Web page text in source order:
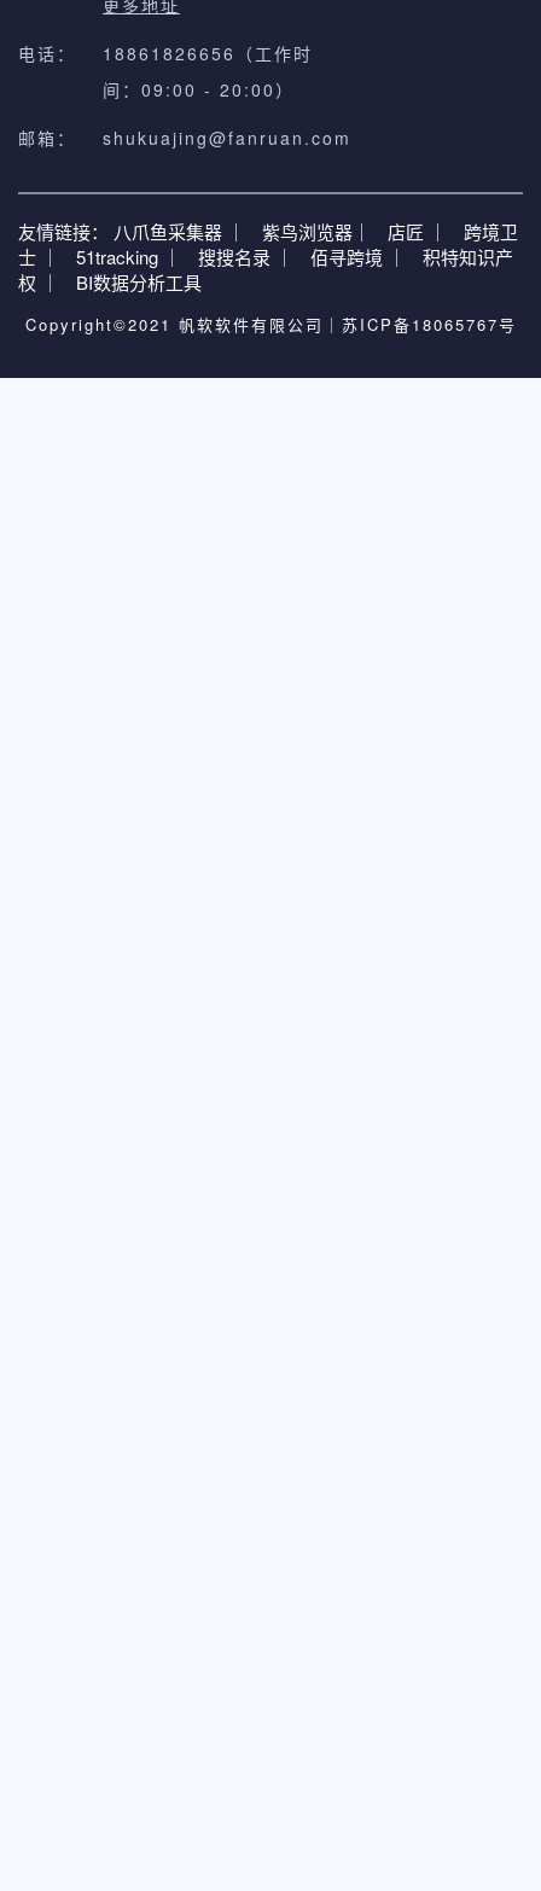
更多地址
电话：
18861826656（工作时
间：09:00 - 20:00）
邮箱：
shukuajing@fanruan.com
友情链接： 八爪鱼采集器 ｜ 紫鸟浏览器｜ 店匠 ｜
跨境卫
士 ｜
51tracking ｜ 搜搜名录 ｜ 佰寻跨境 ｜
积特知识产
权 ｜
BI数据分析工具
Copyright©2021 帆软软件有限公司｜ 苏ICP备18065767号